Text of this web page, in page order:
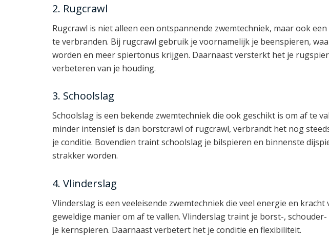
2. Rugcrawl
Rugcrawl is niet alleen een ontspannende zwemtechniek, maar ook
te verbranden. Bij rugcrawl gebruik je voornamelijk je beenspieren,
worden en meer spiertonus krijgen. Daarnaast versterkt het je
verbeteren van je houding.
3. Schoolslag
Schoolslag is een bekende zwemtechniek die ook geschikt is om af te
minder intensief is dan borstcrawl of rugcrawl, verbrandt het nog
je conditie. Bovendien traint schoolslag je bilspieren en binnenste
strakker worden.
4. Vlinderslag
Vlinderslag is een veeleisende zwemtechniek die veel energie en
geweldige manier om af te vallen. Vlinderslag traint je borst-,
je kernspieren. Daarnaast verbetert het je conditie en flexibiliteit.